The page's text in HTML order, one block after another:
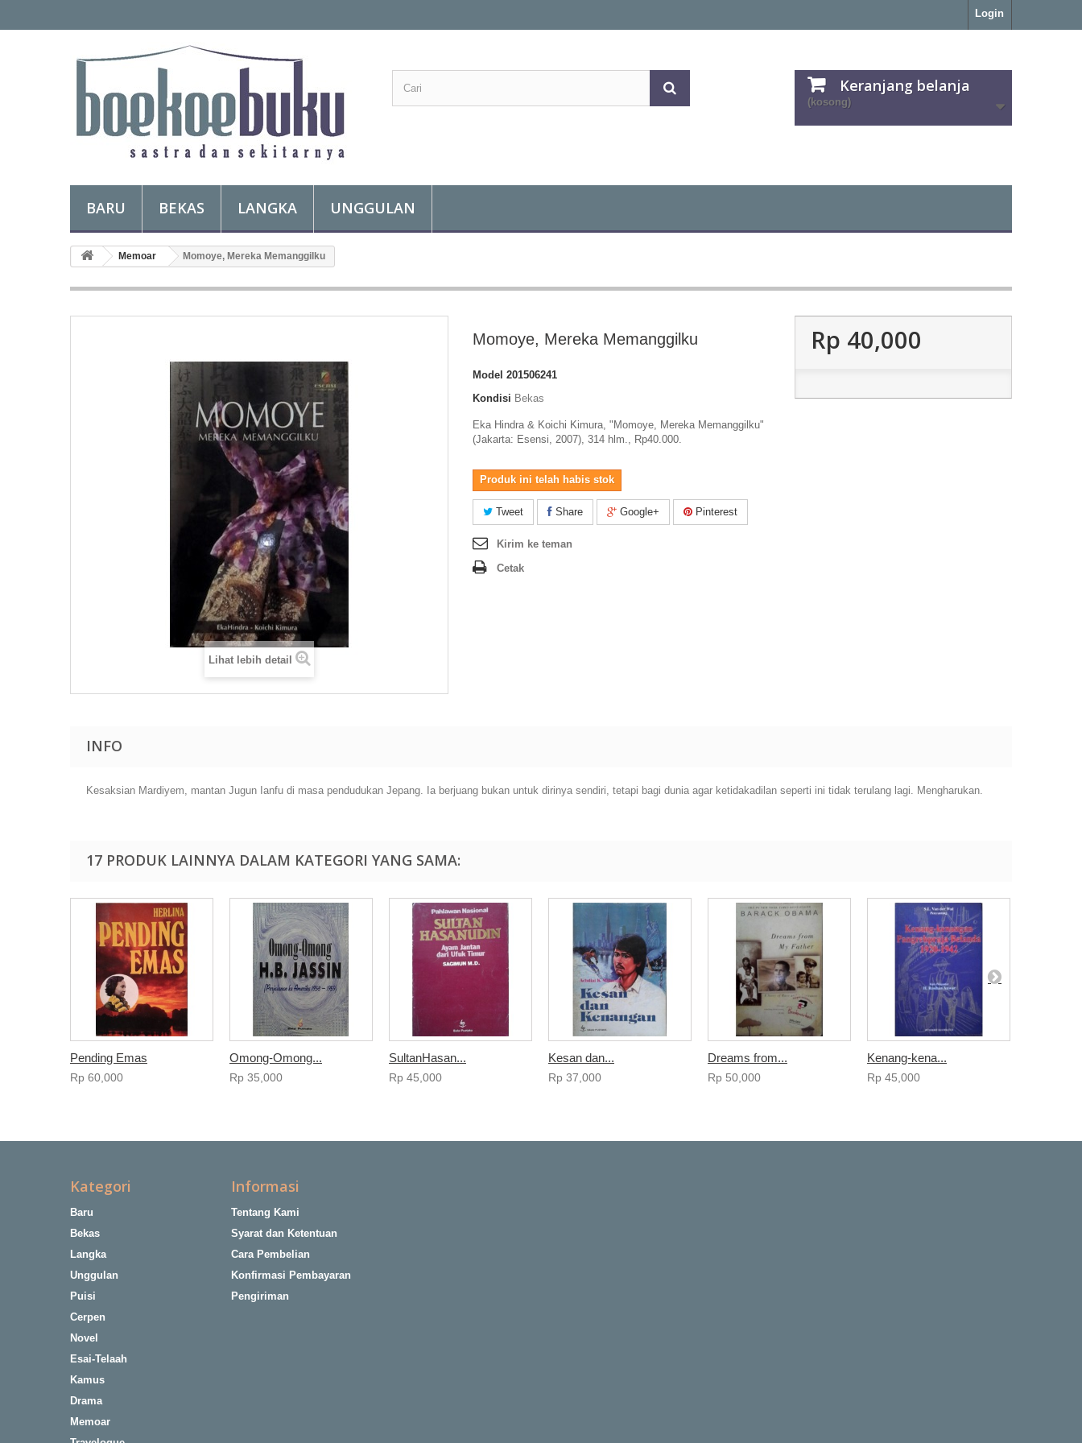
Login
Keranjang belanja
(kosong)
BARU BEKAS LANGKA UNGGULAN
Memoar Momoye, Mereka Memanggilku
Lihat lebih detail
Momoye, Mereka Memanggilku
Model 201506241
Kondisi Bekas
Eka Hindra & Koichi Kimura, "Momoye, Mereka Memanggilku"
(Jakarta: Esensi, 2007), 314 hlm., Rp40.000.
Produk ini telah habis stok
Tweet Share Google+ Pinterest
Kirim ke teman
Cetak
Rp‎ 40,000
INFO
Kesaksian Mardiyem, mantan Jugun Ianfu di masa pendudukan Jepang. Ia berjuang bukan untuk dirinya sendiri, tetapi bagi dunia agar ketidakadilan seperti ini tidak terulang lagi. Mengharukan.
17 PRODUK LAINNYA DALAM KATEGORI YANG SAMA:
Pending Emas
Rp‎ 60,000
Omong-Omong...
Rp‎ 35,000
SultanHasan...
Rp‎ 45,000
Kesan dan...
Rp‎ 37,000
Dreams from...
Rp‎ 50,000
Kenang-kena...
Rp‎ 45,000
Kategori
Baru
Bekas
Langka
Unggulan
Puisi
Cerpen
Novel
Esai-Telaah
Kamus
Drama
Memoar
Informasi
Tentang Kami
Syarat dan Ketentuan
Cara Pembelian
Konfirmasi Pembayaran
Pengiriman